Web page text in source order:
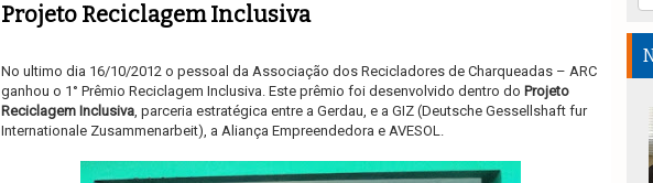
Projeto Reciclagem Inclusiva
No ultimo dia 16/10/2012 o pessoal da Associação dos Recicladores de Charqueadas – ARC
ganhou o 1° Prêmio Reciclagem Inclusiva. Este prêmio foi desenvolvido dentro do Projeto
Reciclagem Inclusiva, parceria estratégica entre a Gerdau, e a GIZ (Deutsche Gessellshaft fur
Internationale Zusammenarbeit), a Aliança Empreendedora e AVESOL.